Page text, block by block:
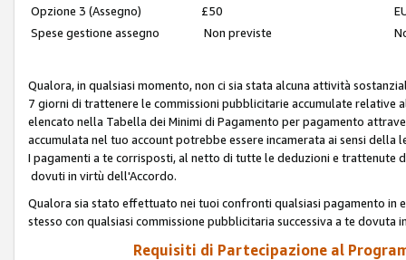
Opzione 3 (Assegno)
£50
Spese gestione assegno
Non previste
Qualora, in qualsiasi momento, non ci sia stata alcuna attività
7 giorni di trattenere le commissioni pubblicitarie accumulate
elencato nella Tabella dei Minimi di Pagamento per pagamento
accumulata nel tuo account potrebbe essere incamerata ai sensi
I pagamenti a te corrisposti, al netto di tutte le deduzioni e trattenute
dovuti in virtù dell'Accordo.
Qualora sia stato effettuato nei tuoi confronti qualsiasi pagamento in
stesso con qualsiasi commissione pubblicitaria successiva a te dovuta
Requisiti di Partecipazione al